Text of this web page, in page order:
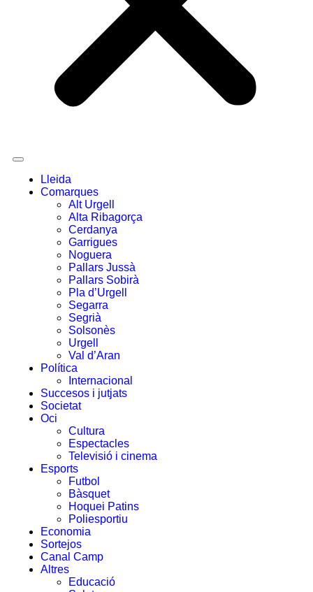
Lleida
Comarques
Alt Urgell
Alta Ribagorça
Cerdanya
Garrigues
Noguera
Pallars Jussà
Pallars Sobirà
Pla d’Urgell
Segarra
Segrià
Solsonès
Urgell
Val d’Aran
Política
Internacional
Succesos i jutjats
Societat
Oci
Cultura
Espectacles
Televisió i cinema
Esports
Futbol
Bàsquet
Hoquei Patins
Poliesportiu
Economia
Sortejos
Canal Camp
Altres
Educació